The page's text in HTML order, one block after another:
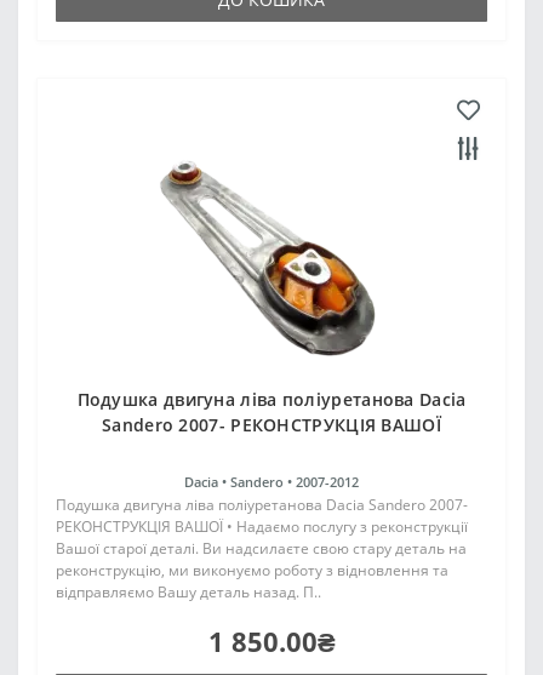
Подушка двигуна ліва поліуретанова Dacia
Sandero 2007- РЕКОНСТРУКЦІЯ ВАШОЇ
Dacia • Sandero • 2007-2012
Подушка двигуна ліва поліуретанова Dacia Sandero 2007-
РЕКОНСТРУКЦІЯ ВАШОЇ • Надаємо послугу з реконструкції
Вашої старої деталі. Ви надсилаєте свою стару деталь на
реконструкцію, ми виконуємо роботу з відновлення та
відправляємо Вашу деталь назад. П..
1 850.00₴